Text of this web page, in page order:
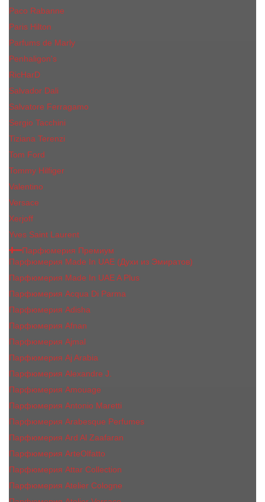
Paco Rabanne
Paris Hilton
Parfums de Marly
Penhaligon​'s
RicHarD
Salvador Dali
Salvatore Ferragamo
Sergio Tacchini
Tiziana Terenzi
Tom Ford
Tommy Hilfiger
Valentino
Versace
Xerjoff
Yves Saint Laurent
Парфюмерия Премиум
Парфюмерия Made In UAE (Духи из Эмиратов)
Парфюмерия Made In UAE A Plus
Парфюмерия Acqua Di Parma
Парфюмерия Adisha
Парфюмерия Afnan
Парфюмерия Ajmal
Парфюмерия Aj Arabia
Парфюмерия Alexandre J.
Парфюмерия Amouage
Парфюмерия Antonio Maretti
Парфюмерия Arabesque Perfumes
Парфюмерия Ard Al Zaafaran
Парфюмерия ArteOlfatto
Парфюмерия Attar Collection
Парфюмерия Atelier Cologne